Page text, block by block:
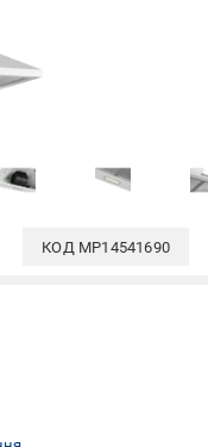
КОД MP14541690